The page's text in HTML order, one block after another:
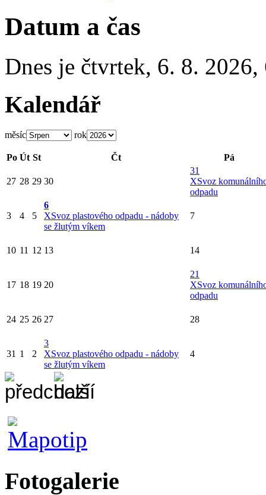
Datum a čas
Dnes je čtvrtek, 6. 8. 2026,
Kalendář
měsíc rok
Po Út St Čt Pá
27 28 29 30
31
XSvoz
odpadu
3 4 5
6
XSvoz plastového odpadu - nádoby
se žlutým víkem
7
10 11 12 13 14
17 18 19 20
21
XSvoz
odpadu
24 25 26 27 28
31 1 2
3
XSvoz plastového odpadu - nádoby
se žlutým víkem
4
Fotogalerie